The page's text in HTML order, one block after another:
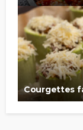
Courgettes